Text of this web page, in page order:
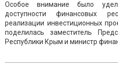
Особое внимание было
доступности финансовых
реализации инвестиционных
поделилась заместитель
Республики Крым и министр